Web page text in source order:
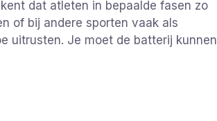
dat atleten in bepaalde fasen zo
of bij andere sporten vaak als
uitrusten. Je moet de batterij kunnen